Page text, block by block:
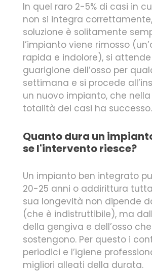
In quel raro 2-5% di casi in
non si integra
soluzione è solitamente
l’impianto viene rimosso
rapida e indolore), si
guarigione dell’osso per
settimana e si procede
un nuovo impianto, che
totalità dei casi ha successo.
Quanto dura un
se l'intervento riesce?
Un impianto ben integrato
20-25 anni o addirittura
sua longevità non dipende
(che è indistruttibile), ma
della gengiva e dell’osso
sostengono. Per questo i
periodici e l’igiene
migliori alleati della durata.